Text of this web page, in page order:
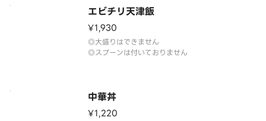
エビチリ天津飯
¥1,930
◎大盛りはできません
◎スプーンは付いておりません
中華丼
¥1,220